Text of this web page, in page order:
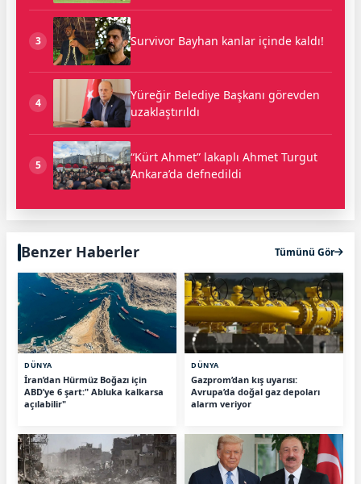
3 Survivor Bayhan kanlar içinde kaldı!
4
Yüreğir Belediye Başkanı görevden
uzaklaştırıldı
5
“Kürt Ahmet” lakaplı Ahmet Turgut
Ankara’da defnedildi
Benzer Haberler Tümünü Gör
DÜNYA
İran’dan Hürmüz Boğazı için
ABD’ye 6 şart:" Abluka kalkarsa
açılabilir"
DÜNYA
Gazprom’dan kış uyarısı:
Avrupa’da doğal gaz depoları
alarm veriyor